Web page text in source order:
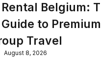
Belgium:
to Premium
Travel
August 8, 2026